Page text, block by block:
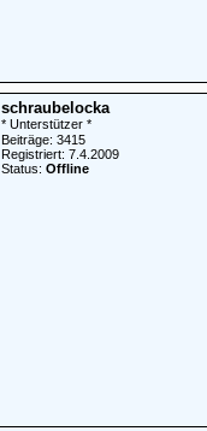
schraubelocka
* Unterstützer *
Beiträge: 3415
Registriert: 7.4.2009
Status: Offline